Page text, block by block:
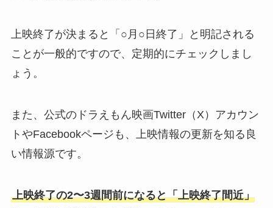
上映終了が決まると「○月○日終了」と明記される
ことが一般的ですので、定期的にチェックしまし
ょう。
また、公式のドラえもん映画Twitter（X）アカウン
トやFacebookページも、上映情報の更新を知る良
い情報源です。
上映終了の2〜3週間前になると「上映終了間近」